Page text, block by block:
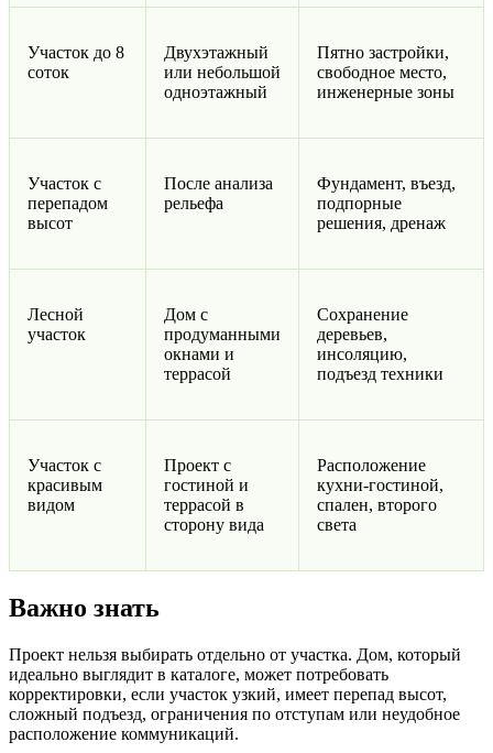
Участок до 8
соток
Двухэтажный
или небольшой
одноэтажный
Пятно застройки,
свободное место,
инженерные зоны
Участок с
перепадом
высот
После анализа
рельефа
Фундамент, въезд,
подпорные
решения, дренаж
Лесной
участок
Дом с
продуманными
окнами и
террасой
Сохранение
деревьев,
инсоляцию,
подъезд техники
Участок с
красивым
видом
Проект с
гостиной и
террасой в
сторону вида
Расположение
кухни-гостиной,
спален, второго
света
Важно знать
Проект нельзя выбирать отдельно от участка. Дом, который
идеально выглядит в каталоге, может потребовать
корректировки, если участок узкий, имеет перепад высот,
сложный подъезд, ограничения по отступам или неудобное
расположение коммуникаций.